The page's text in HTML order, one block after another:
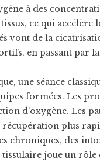
à des
ce qui
vont de la
en passant par
une séance
formées. Les
d'oxygène. Les
plus
chroniques, des
joue un rôle